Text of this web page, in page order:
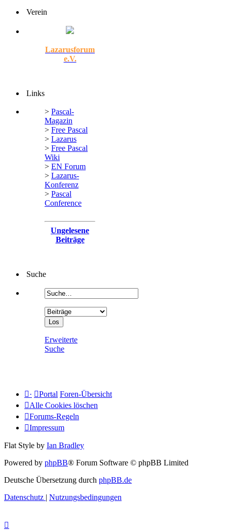
Verein
Lazarusforum
e.V.
Links
> Pascal-
Magazin
> Free Pascal
> Lazarus
> Free Pascal
Wiki
> EN Forum
> Lazarus-
Konferenz
> Pascal
Conference
Ungelesene
Beiträge
Suche
Erweiterte
Suche
· Portal Foren-Übersicht
Alle Cookies löschen
Forums-Regeln
Impressum
Flat Style by Ian Bradley
Powered by phpBB® Forum Software © phpBB Limited
Deutsche Übersetzung durch phpBB.de
Datenschutz | Nutzungsbedingungen